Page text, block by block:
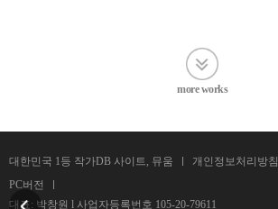
more works
대한민국 1등 작가DB 사이트, 뮤움 개인정보처리방침
PC버전
대표: 박창원 l 사업자등록번호 105-20-79611